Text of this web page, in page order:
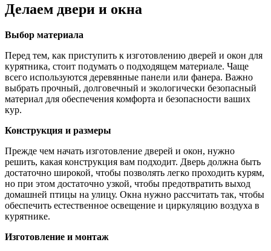
Делаем двери и окна
Выбор материала
Перед тем, как приступить к изготовлению дверей и окон для
курятника, стоит подумать о подходящем материале. Чаще
всего используются деревянные панели или фанера. Важно
выбрать прочный, долговечный и экологически безопасный
материал для обеспечения комфорта и безопасности ваших
кур.
Конструкция и размеры
Прежде чем начать изготовление дверей и окон, нужно
решить, какая конструкция вам подходит. Дверь должна быть
достаточно широкой, чтобы позволять легко проходить курям,
но при этом достаточно узкой, чтобы предотвратить выход
домашней птицы на улицу. Окна нужно рассчитать так, чтобы
обеспечить естественное освещение и циркуляцию воздуха в
курятнике.
Изготовление и монтаж